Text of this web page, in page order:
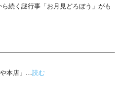
続く謎行事「お月見どろぼう」がも
本店」…読む